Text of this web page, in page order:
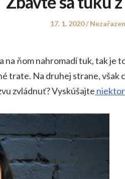
Posted
17. 1. 2020
Posted
na ňom nahromadí tuk, tak je
trate. Na druhej strane,
zvládnuť? Vyskúšajte